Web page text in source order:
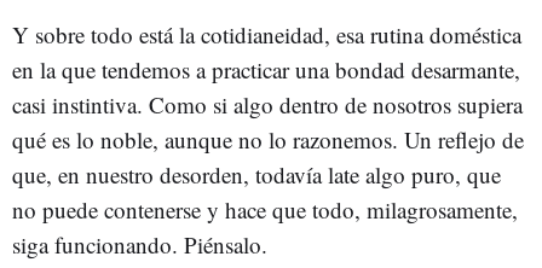
Y sobre todo está la cotidianeidad, esa rutina doméstica
en la que tendemos a practicar una bondad desarmante,
casi instintiva. Como si algo dentro de nosotros supiera
qué es lo noble, aunque no lo razonemos. Un reflejo de
que, en nuestro desorden, todavía late algo puro, que
no puede contenerse y hace que todo, milagrosamente,
siga funcionando. Piénsalo.